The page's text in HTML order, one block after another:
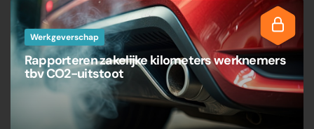
Werkgeverschap
Rapporteren zakelijke kilometers werknemers
tbv CO2-uitstoot